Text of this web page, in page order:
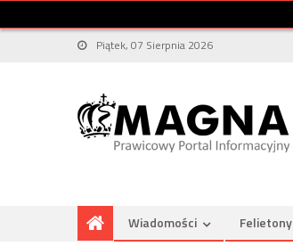
Piątek, 07 Sierpnia 2026
Wiadomości Felietony